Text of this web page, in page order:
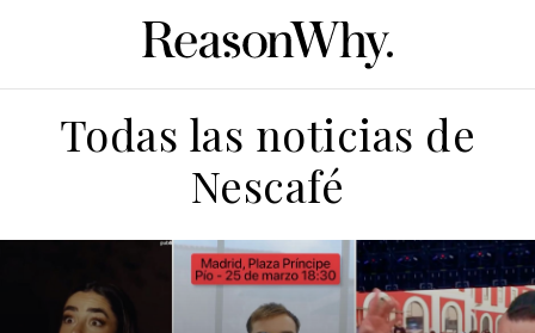
Todas las noticias de
Nescafé